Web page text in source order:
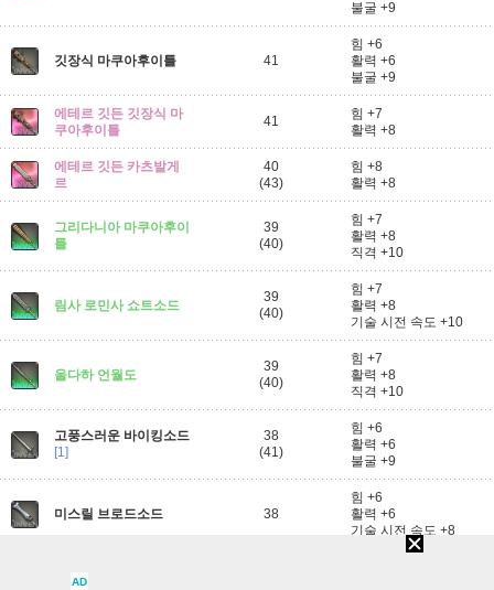
불굴 +9
깃장식 마쿠아후이틀 41
힘 +6
활력 +6
불굴 +9
에테르 깃든 깃장식 마
쿠아후이틀
41
힘 +7
활력 +8
에테르 깃든 카츠발게
르
40
(43)
힘 +8
활력 +8
그리다니아 마쿠아후이
틀
39
(40)
힘 +7
활력 +8
직격 +10
림사 로민사 쇼트소드
39
(40)
힘 +7
활력 +8
기술 시전 속도 +10
울다하 언월도
39
(40)
힘 +7
활력 +8
직격 +10
고풍스러운 바이킹소드
[1]
38
(41)
힘 +6
활력 +6
불굴 +9
미스릴 브로드소드 38
힘 +6
활력 +6
기술 시전 속도 +8
로드소드
AD